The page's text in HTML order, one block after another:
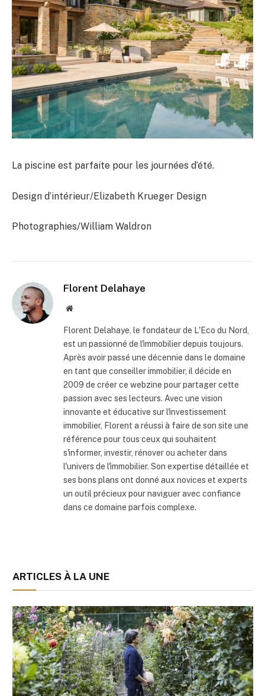
La piscine est parfaite pour les journées d’été.
Design d’intérieur/Elizabeth Krueger Design
Photographies/William Waldron
Florent Delahaye
Site
Florent Delahaye, le fondateur de L'Eco du Nord,
est un passionné de l'immobilier depuis toujours.
Après avoir passé une décennie dans le domaine
en tant que conseiller immobilier, il décide en
2009 de créer ce webzine pour partager cette
passion avec ses lecteurs. Avec une vision
innovante et éducative sur l'investissement
immobilier, Florent a réussi à faire de son site une
référence pour tous ceux qui souhaitent
s'informer, investir, rénover ou acheter dans
l'univers de l'immobilier. Son expertise détaillée et
ses bons plans ont donné aux novices et experts
un outil précieux pour naviguer avec confiance
dans ce domaine parfois complexe.
ARTICLES À LA UNE